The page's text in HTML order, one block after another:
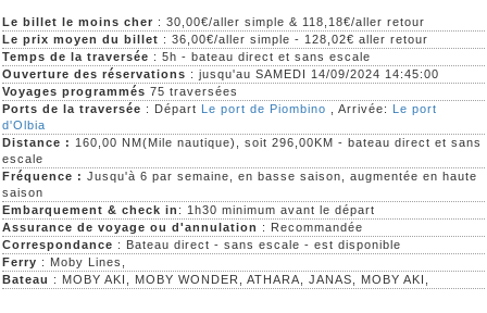
Le billet le moins cher : 30,00€/aller simple & 118,18€/aller retour
Le prix moyen du billet : 36,00€/aller simple - 128,02€ aller retour
Temps de la traversée : 5h - bateau direct et sans escale
Ouverture des réservations : jusqu'au SAMEDI 14/09/2024 14:45:00
Voyages programmés 75 traversées
Ports de la traversée : Départ Le port de Piombino , Arrivée: Le port
d'Olbia
Distance : 160,00 NM(Mile nautique), soit 296,00KM - bateau direct et sans
escale
Fréquence : Jusqu'à 6 par semaine, en basse saison, augmentée en haute
saison
Embarquement & check in : 1h30 minimum avant le départ
Assurance de voyage ou d'annulation : Recommandée
Correspondance : Bateau direct - sans escale - est disponible
Ferry : Moby Lines,
Bateau : MOBY AKI, MOBY WONDER, ATHARA, JANAS, MOBY AKI,